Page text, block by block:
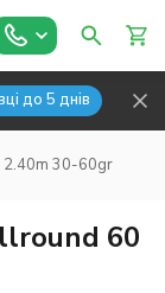
до 5 днів
2.40m 30-60gr
60